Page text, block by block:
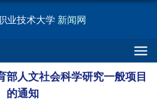
业技术大学 新闻网
部人文社会科学研究一般项目
的通知